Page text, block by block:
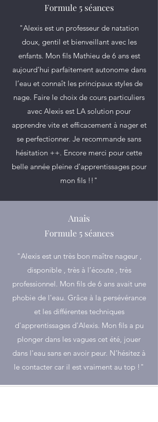
Formule 5 séances
"Alexis est un professeur de natation
doux, gentil et bienveillant avec les
enfants. Mon fils Mathieu de 6 ans est
aujourd’hui parfaitement autonome dans
l’eau et connaît les principaux styles de
nage. Faire le choix de cours particuliers
avec Alexis est LA solution pour
apprendre vite et efficacement à nager et
se perfectionner. Je recommande sans
hésitation ++. Encore merci pour cette
belle année pleine d’apprentissages pour
mon fils !!"
Anais
Formule 5 séances
"Alexis est un très bon maître nageur ,
disponible , très à l’écoute , très
professionnel. Mon fils de 6 ans avait une
phobie de l'eau. Grâce à la persévérance
et les différentes techniques
d'apprentissages d'Alexis. Mon fils a pu
plonger dans les vagues cet été, jouer
dans l'eau sans en avoir peur. N’hésitez à
le contacter car il est vraiment au top !"